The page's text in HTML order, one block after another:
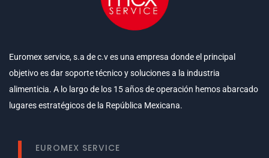
Euromex service, s.a de c.v es una empresa donde el principal
objetivo es dar soporte técnico y soluciones a la industria
alimenticia. A lo largo de los 15 años de operación hemos abarcado
lugares estratégicos de la República Mexicana.
EUROMEX SERVICE